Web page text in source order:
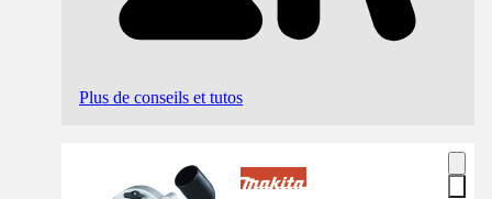
Plus de conseils et tutos